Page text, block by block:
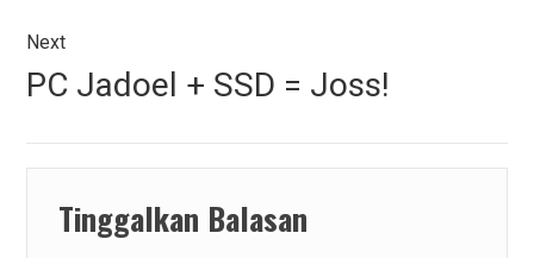
Next
Next
post:
PC Jadoel + SSD = Joss!
Tinggalkan Balasan